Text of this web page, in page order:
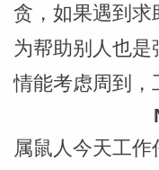
贪，如果遇到求
为帮助别人也
情能考虑周到，
属鼠人今天工